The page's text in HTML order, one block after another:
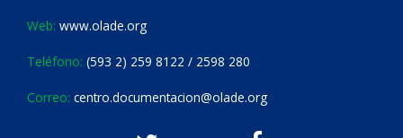
Web: www.olade.org
Teléfono: (593 2) 259 8122 / 2598 280
Correo: centro.documentacion@olade.org